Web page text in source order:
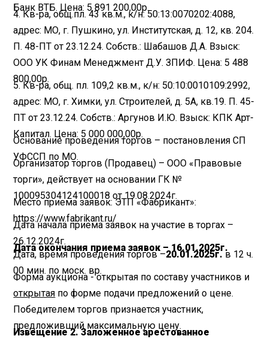
Банк ВТБ. Цена: 5 891 200,00р.
4. Кв-ра, общ.пл. 43 кв.м., к/н: 50:13:0070202:4088,
адрес: МО, г. Пушкино, ул. Институтская, д. 12, кв. 204.
П. 48-ПТ от 23.12.24. Собств.: Шабашов Д.А. Взыск:
ООО УК Финам Менеджмент Д.У. ЗПИФ. Цена: 5 488
800,00р.
5. Кв-ра, общ. пл. 109,2 кв.м., к/н: 50:10:0010109:2992,
адрес: МО, г. Химки, ул. Строителей, д. 5А, кв.19. П. 45-
ПТ от 23.12.24. Собств.: Аргунов И.Ю. Взыск: КПК Арт-
Капитал. Цена: 5 000 000,00р.
Основание проведения торгов – постановления СП
УФССП по МО.
Организатор торгов (Продавец) – ООО «Правовые
торги», действует на основании ГК №
100095304124100018 от 19.08.2024г.
Место приема заявок: ЭТП «Фабрикант»:
https://www.fabrikant.ru/
Дата начала приема заявок на участие в торгах –
26.12.2024г.
Дата окончания приема заявок – 16.01.2025г.
Дата, время проведения торгов –20.01.2025г. в 12 ч.
00 мин. по моск. вр.
Форма аукциона - открытая по составу участников и
открытая по форме подачи предложений о цене.
Победителем торгов признается участник,
предложивший максимальную цену.
Извещение 2. Заложенное арестованное